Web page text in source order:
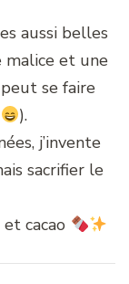
aussi belles
malice et une
se faire
).
j’invente
sacrifier le
cacao